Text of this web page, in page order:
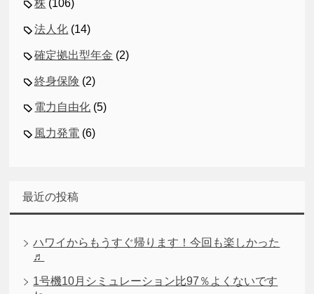
株 (106)
法人化 (14)
確定拠出型年金 (2)
終身保険 (2)
電力自由化 (5)
風力発電 (6)
最近の投稿
ハワイからもうすぐ帰ります！今回も楽しかった
♬
1号機10月シミュレーション比97％よくないです